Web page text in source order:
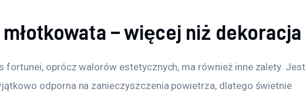
młotkowata – więcej niż dekoracja
fortunei, oprócz walorów estetycznych, ma również inne zalety. Jest
odporna na zanieczyszczenia powietrza, dlatego świetnie